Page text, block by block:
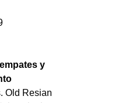
y
Old Resian